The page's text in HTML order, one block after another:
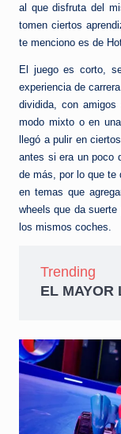
al que disfruta del
tomen ciertos
te menciono es de
El juego es corto,
experiencia de
dividida, con
modo mixto o en
llegó a pulir en
antes si era un poco
de más, por lo que te
en temas que
wheels que da
los mismos coches.
Trending
EL MAYOR